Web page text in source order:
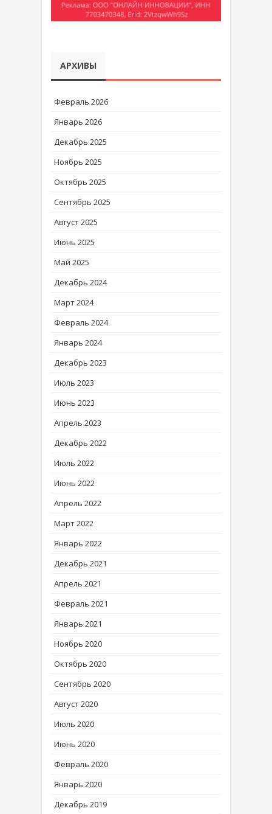
АРХИВЫ
Февраль 2026
Январь 2026
Декабрь 2025
Ноябрь 2025
Октябрь 2025
Сентябрь 2025
Август 2025
Июнь 2025
Май 2025
Декабрь 2024
Март 2024
Февраль 2024
Январь 2024
Декабрь 2023
Июль 2023
Июнь 2023
Апрель 2023
Декабрь 2022
Июль 2022
Июнь 2022
Апрель 2022
Март 2022
Январь 2022
Декабрь 2021
Апрель 2021
Февраль 2021
Январь 2021
Ноябрь 2020
Октябрь 2020
Сентябрь 2020
Август 2020
Июль 2020
Июнь 2020
Февраль 2020
Январь 2020
Декабрь 2019